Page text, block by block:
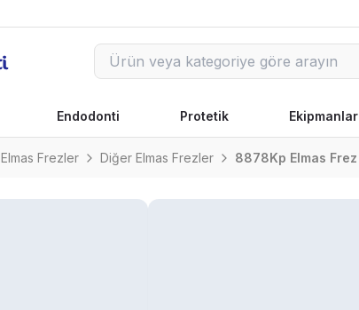
Endodonti Protetik Ekipmanlar
Elmas Frezler Diğer Elmas Frezler